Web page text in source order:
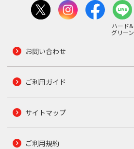
ハード&
グリーン
お問い合わせ
ご利用ガイド
サイトマップ
ご利用規約